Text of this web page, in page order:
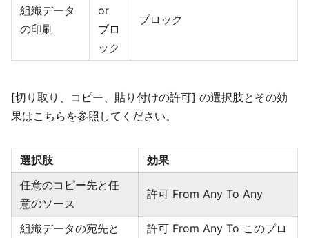
組織データ
の印刷
or
ブロ
ック
ブロック
[切り取り、コピー、貼り付けの許可] の選択肢とその効
果はこちらを参照してください。
選択肢
効果
任意のコピー先と任
意のソース
許可 From Any To Any
組織データの宛先と
許可 From Any To このプロ